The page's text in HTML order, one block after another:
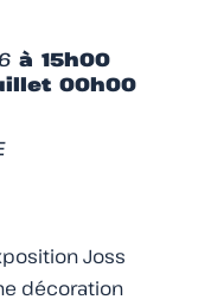
à 15h00
00h00
Joss
décoration